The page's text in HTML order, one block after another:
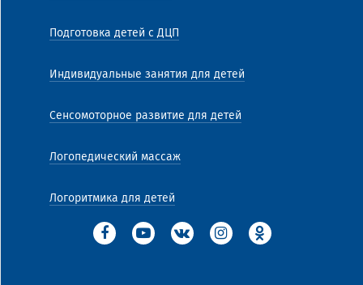
Подготовка детей с ДЦП
Индивидуальные занятия для детей
Сенсомоторное развитие для детей
Логопедический массаж
Логоритмика для детей